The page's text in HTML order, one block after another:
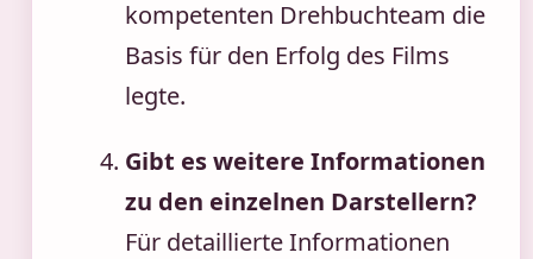
kompetenten Drehbuchteam die
Basis für den Erfolg des Films
legte.
Gibt es weitere Informationen
zu den einzelnen Darstellern?
Für detaillierte Informationen